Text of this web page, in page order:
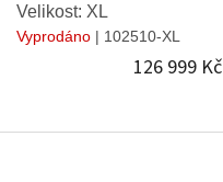
Velikost: XL
Vyprodáno | 102510-XL
126 999 Kč
Z